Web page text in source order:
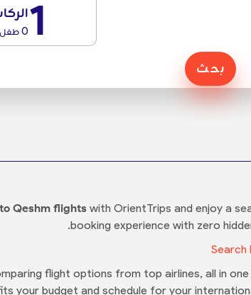
10 طفل - 0 رضيع
بحث
Qeshm flights with OrientTrips and enjoy a
booking experience with zero
Search
flight options from top airlines, all in one
your budget and schedule for your